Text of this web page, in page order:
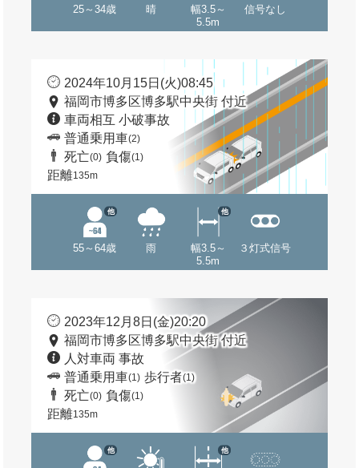
25～34歳 晴
幅3.5～
5.5m
信号なし
2024年10月15日(火)08:45
福岡市博多区博多駅中央街 付近
車両相互 小破事故
普通乗用車(2)
死亡(0) 負傷(1)
距離135m
55～64歳
他
雨
幅3.5～
5.5m
他
３灯式信号
2023年12月8日(金)20:20
福岡市博多区博多駅中央街 付近
人対車両 事故
普通乗用車(1) 歩行者(1)
死亡(0) 負傷(1)
距離135m
他 他